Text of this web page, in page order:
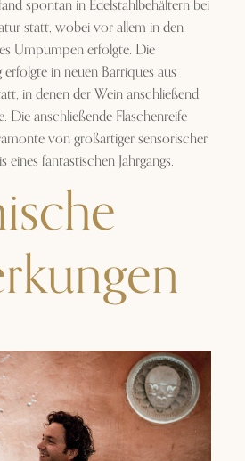
spontan in Edelstahlbehältern bei
statt, wobei vor allem in den
Umpumpen erfolgte. Die
in neuen Barriques aus
in denen der Wein anschließend
Die anschließende Flaschenreife
von großartiger sensorischer
eines fantastischen Jahrgangs.